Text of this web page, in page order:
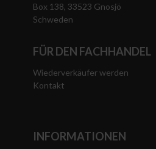
Box 138, 33523 Gnosjö
Schweden
FÜR DEN FACHHANDEL
Wiederverkäufer werden
Kontakt
INFORMATIONEN